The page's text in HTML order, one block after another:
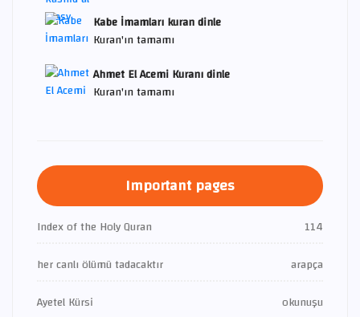
Kabe İmamları kuran dinle
Kuran'ın tamamı
Ahmet El Acemi Kuranı dinle
Kuran'ın tamamı
Important pages
Index of the Holy Quran
114
her canlı ölümü tadacaktır
arapça
Ayetel Kürsi
okunuşu